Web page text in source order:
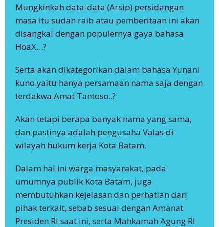
Mungkinkah data-data (Arsip) persidangan
masa itu sudah raib atau pemberitaan ini akan
disangkal dengan populernya gaya bahasa
HoaX…?
Serta akan dikategorikan dalam bahasa Yunani
kuno yaitu hanya persamaan nama saja dengan
terdakwa Amat Tantoso..?
Akan tetapi berapa banyak nama yang sama,
dan pastinya adalah pengusaha Valas di
wilayah hukum kerja Kota Batam.
Dalam hal ini warga masyarakat, pada
umumnya publik Kota Batam, juga
membutuhkan kejelasan dan perhatian dari
pihak terkait, sebab sesuai dengan Amanat
Presiden RI saat ini, serta Mahkamah Agung RI